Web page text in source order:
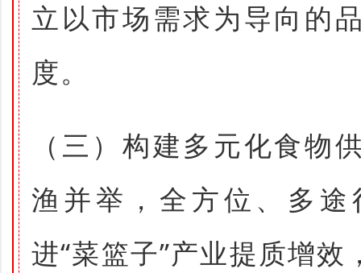
立以市场需求为导向的
度。
（三）构建多元化食物
渔并举，全方位、多
进“菜篮子”产业提质增